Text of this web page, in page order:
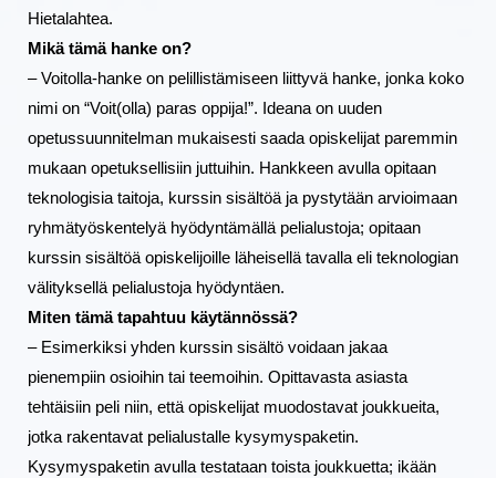
Hietalahtea.
Mikä tämä hanke on?
– Voitolla-hanke on pelillistämiseen liittyvä hanke, jonka koko
nimi on “Voit(olla) paras oppija!”. Ideana on uuden
opetussuunnitelman mukaisesti saada opiskelijat paremmin
mukaan opetuksellisiin juttuihin. Hankkeen avulla opitaan
teknologisia taitoja, kurssin sisältöä ja pystytään arvioimaan
ryhmätyöskentelyä hyödyntämällä pelialustoja; opitaan
kurssin sisältöä opiskelijoille läheisellä tavalla eli teknologian
välityksellä pelialustoja hyödyntäen.
Miten tämä tapahtuu käytännössä?
– Esimerkiksi yhden kurssin sisältö voidaan jakaa
pienempiin osioihin tai teemoihin. Opittavasta asiasta
tehtäisiin peli niin, että opiskelijat muodostavat joukkueita,
jotka rakentavat pelialustalle kysymyspaketin.
Kysymyspaketin avulla testataan toista joukkuetta; ikään